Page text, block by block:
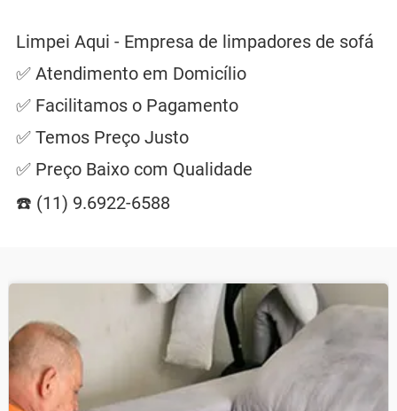
Limpei Aqui - Empresa de limpadores de sofá
✅ Atendimento em Domicílio
✅ Facilitamos o Pagamento
✅ Temos Preço Justo
✅ Preço Baixo com Qualidade
☎️ (11) 9.6922-6588